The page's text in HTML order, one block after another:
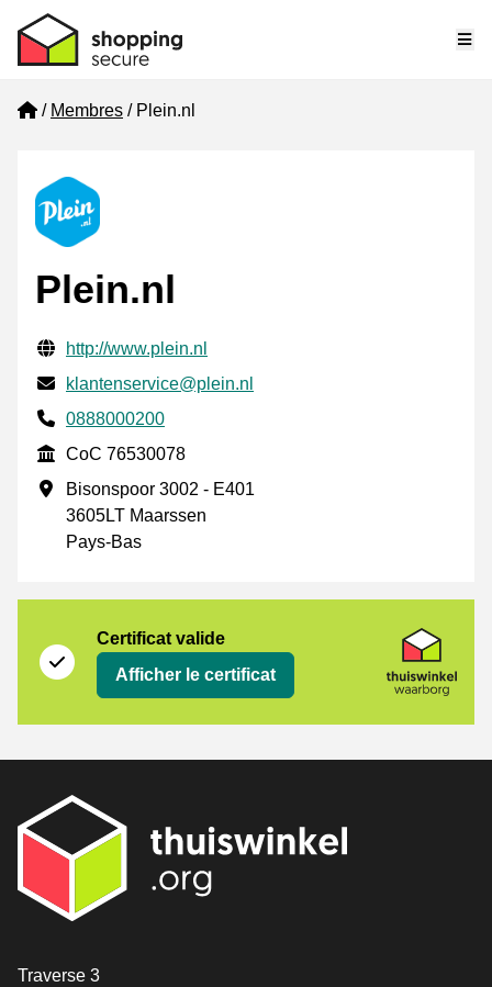
Home
Membres Plein.nl
Plein.nl
Informations de contact vérifiées
Website URL
http://www.plein.nl
E-mail
klantenservice@plein.nl
Phone number
0888000200
CoC
CoC 76530078
Adresse professionnelle
Bisonspoor 3002 - E401
3605LT Maarssen
Pays-Bas
Certificat valide
Afficher le certificat
[_General:Contact]
Traverse 3